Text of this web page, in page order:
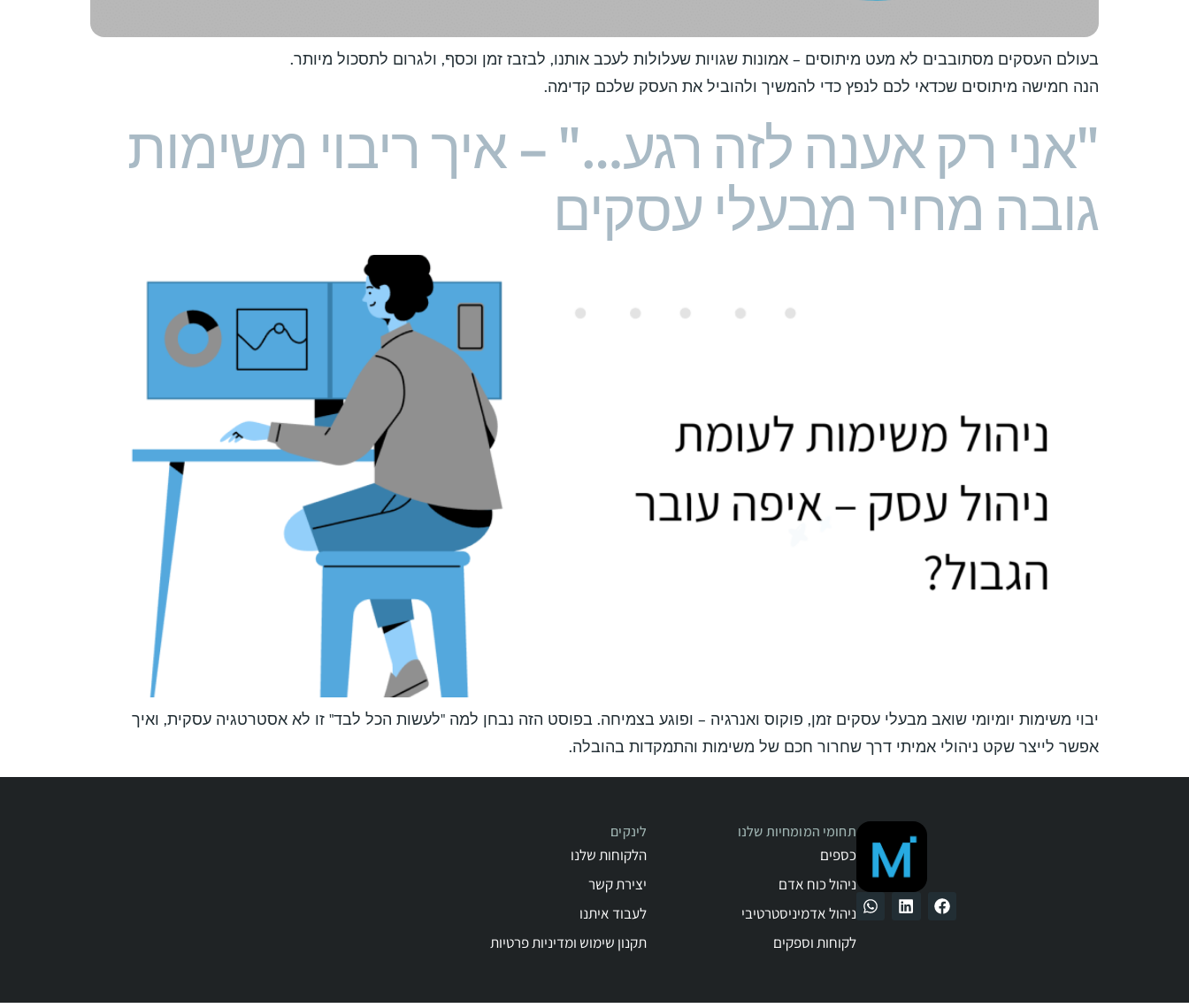
בעולם העסקים מסתובבים לא מעט מיתוסים – אמונות שגויות שעלולות לעכב אותנו, לבזבז זמן וכסף, ולגרום לתסכול מיותר.
הנה חמישה מיתוסים שכדאי לכם לנפץ כדי להמשיך ולהוביל את העסק שלכם קדימה.
"אני רק אענה לזה רגע…" – איך ריבוי משימות
גובה מחיר מבעלי עסקים​
יבוי משימות יומיומי שואב מבעלי עסקים זמן, פוקוס ואנרגיה – ופוגע בצמיחה. בפוסט הזה נבחן למה "לעשות הכל לבד" זו לא אסטרטגיה עסקית, ואיך
אפשר לייצר שקט ניהולי אמיתי דרך שחרור חכם של משימות והתמקדות בהובלה.
תחומי המומחיות שלנו
כספים
ניהול כוח אדם
ניהול אדמיניסטרטיבי
לקוחות וספקים
לינקים
הלקוחות שלנו
יצירת קשר
לעבוד איתנו
תקנון שימוש ומדיניות פרטיות